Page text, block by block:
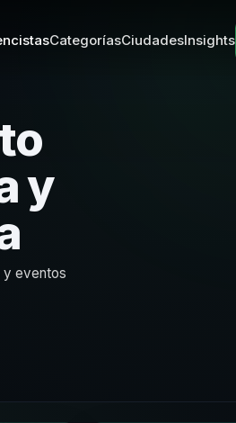
CategoríasCiudadesInsights
y
y eventos